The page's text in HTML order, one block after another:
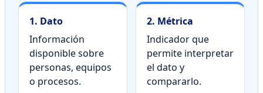
1. Dato
Información
disponible sobre
personas, equipos
o procesos.
2. Métrica
Indicador que
permite interpretar
el dato y
compararlo.